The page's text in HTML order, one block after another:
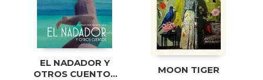
EL NADADOR Y
OTROS CUENTOS
MOON TIGER